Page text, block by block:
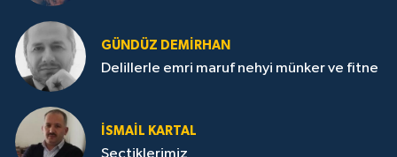
GÜNDÜZ DEMIRHAN
Delillerle emri maruf nehyi münker ve fitne
İSMAIL KARTAL
Seçtiklerimiz